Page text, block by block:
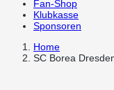
Fan-Shop
Klubkasse
Sponsoren
Home
SC Borea